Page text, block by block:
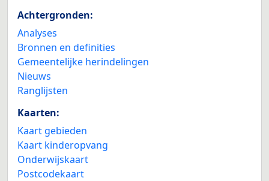
Achtergronden:
Analyses
Bronnen en definities
Gemeentelijke herindelingen
Nieuws
Ranglijsten
Kaarten:
Kaart gebieden
Kaart kinderopvang
Onderwijskaart
Postcodekaart